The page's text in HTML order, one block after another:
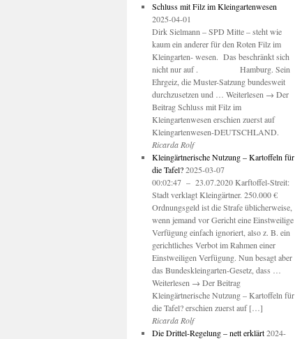
Schluss mit Filz im Kleingartenwesen
2025-04-01
Dirk Sielmann – SPD Mitte – steht wie
kaum ein anderer für den Roten Filz im
Kleingarten- wesen. Das beschränkt sich
nicht nur auf . Hamburg. Sein
Ehrgeiz, die Muster-Satzung bundesweit
durchzusetzen und … Weiterlesen → Der
Beitrag Schluss mit Filz im
Kleingartenwesen erschien zuerst auf
Kleingartenwesen-DEUTSCHLAND.
Ricarda Rolf
Kleingärtnerische Nutzung – Kartoffeln für
die Tafel? 2025-03-07
00:02:47 – 23.07.2020 Karftoffel-Streit:
Stadt verklagt Kleingärtner. 250.000 €
Ordnungsgeld ist die Strafe üblicherweise,
wenn jemand vor Gericht eine Einstweilige
Verfügung einfach ignoriert, also z. B. ein
gerichtliches Verbot im Rahmen einer
Einstweiligen Verfügung. Nun besagt aber
das Bundeskleingarten-Gesetz, dass …
Weiterlesen → Der Beitrag
Kleingärtnerische Nutzung – Kartoffeln für
die Tafel? erschien zuerst auf […]
Ricarda Rolf
Die Drittel-Regelung – nett erklärt 2024-